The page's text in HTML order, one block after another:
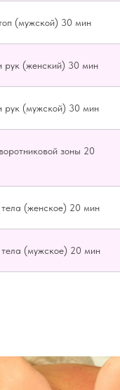
(мужской) 30 мин
(женский) 30 мин
рук (мужской) 30 мин
зоны 20
(женское) 20 мин
(мужское) 20 мин